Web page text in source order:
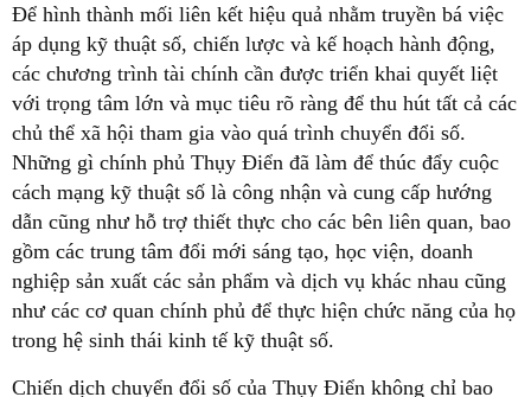
Để hình thành mối liên kết hiệu quả nhằm truyền bá việc
áp dụng kỹ thuật số, chiến lược và kế hoạch hành động,
các chương trình tài chính cần được triển khai quyết liệt
với trọng tâm lớn và mục tiêu rõ ràng để thu hút tất cả các
chủ thể xã hội tham gia vào quá trình chuyển đổi số.
Những gì chính phủ Thụy Điển đã làm để thúc đẩy cuộc
cách mạng kỹ thuật số là công nhận và cung cấp hướng
dẫn cũng như hỗ trợ thiết thực cho các bên liên quan, bao
gồm các trung tâm đổi mới sáng tạo, học viện, doanh
nghiệp sản xuất các sản phẩm và dịch vụ khác nhau cũng
như các cơ quan chính phủ để thực hiện chức năng của họ
trong hệ sinh thái kinh tế kỹ thuật số.
Chiến dịch chuyển đổi số của Thụy Điển không chỉ bao